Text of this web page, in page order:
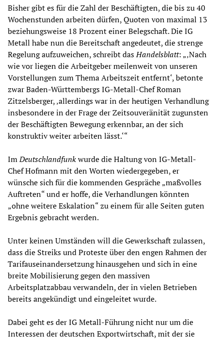
Bisher gibt es für die Zahl der Beschäftigten, die bis zu 40
Wochenstunden arbeiten dürfen, Quoten von maximal 13
beziehungsweise 18 Prozent einer Belegschaft. Die IG
Metall habe nun die Bereitschaft angedeutet, die strenge
Regelung aufzuweichen, schreibt dasHandelsblatt: „‚Nach
wie vor liegen die Arbeitgeber meilenweit von unseren
Vorstellungen zum Thema Arbeitszeit entfernt‘, betonte
zwar Baden-Württembergs IG-Metall-Chef Roman
Zitzelsberger, ‚allerdings war in der heutigen Verhandlung
insbesondere in der Frage der Zeitsouveränität zugunsten
der Beschäftigten Bewegung erkennbar, an der sich
konstruktiv weiter arbeiten lässt.‘“
ImDeutschlandfunkwurde die Haltung von IG-Metall-
Chef Hofmann mit den Worten wiedergegeben, er
wünsche sich für die kommenden Gespräche „maßvolles
Auftreten“ und er hoffe, die Verhandlungen könnten
„ohne weitere Eskalation“ zu einem für alle Seiten guten
Ergebnis gebracht werden.
Unter keinen Umständen will die Gewerkschaft zulassen,
dass die Streiks und Proteste über den engen Rahmen der
Tarifauseinandersetzung hinausgehen und sich in eine
breite Mobilisierung gegen den massiven
Arbeitsplatzabbau verwandeln, der in vielen Betrieben
bereits angekündigt und eingeleitet wurde.
Dabei geht es der IG Metall-Führung nicht nur um die
Interessen der deutschen Exportwirtschaft, mit der sie